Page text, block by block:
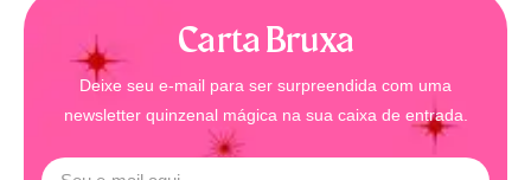
Carta Bruxa
Deixe seu e-mail para ser surpreendida com uma
newsletter quinzenal mágica na sua caixa de entrada.